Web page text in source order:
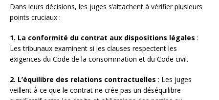
Dans leurs décisions, les juges s’attachent à vérifier plusieurs
points cruciaux :
1. La conformité du contrat aux dispositions légales :
Les tribunaux examinent si les clauses respectent les
exigences du Code de la consommation et du Code civil.
2. L’équilibre des relations contractuelles : Les juges
veillent à ce que le contrat ne crée pas un déséquilibre